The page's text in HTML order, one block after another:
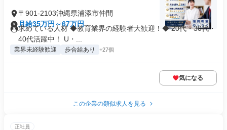
〒901-2103沖縄県浦添市仲間
月給35万円～67万円
求めている人材 ◆教育業界の経験者大歓迎！◆ 20代・30代・
40代活躍中！ U・...
業界未経験歓迎 歩合給あり +27個
気になる
この企業の類似求人を見る
正社員